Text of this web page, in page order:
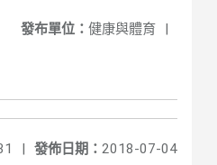
發布單位： 健康與體育 |
發佈日期： 2018-07-04
|